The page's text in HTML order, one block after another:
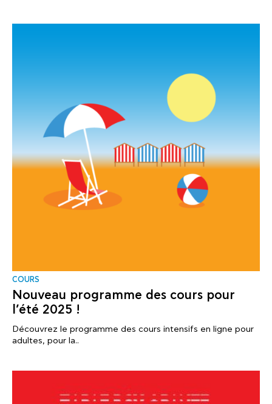
COURS
Nouveau programme des cours pour
l’été 2025 !
Découvrez le programme des cours intensifs en ligne pour
adultes, pour la..